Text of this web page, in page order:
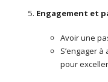
Engagement et
Avoir une
S’engager
pour